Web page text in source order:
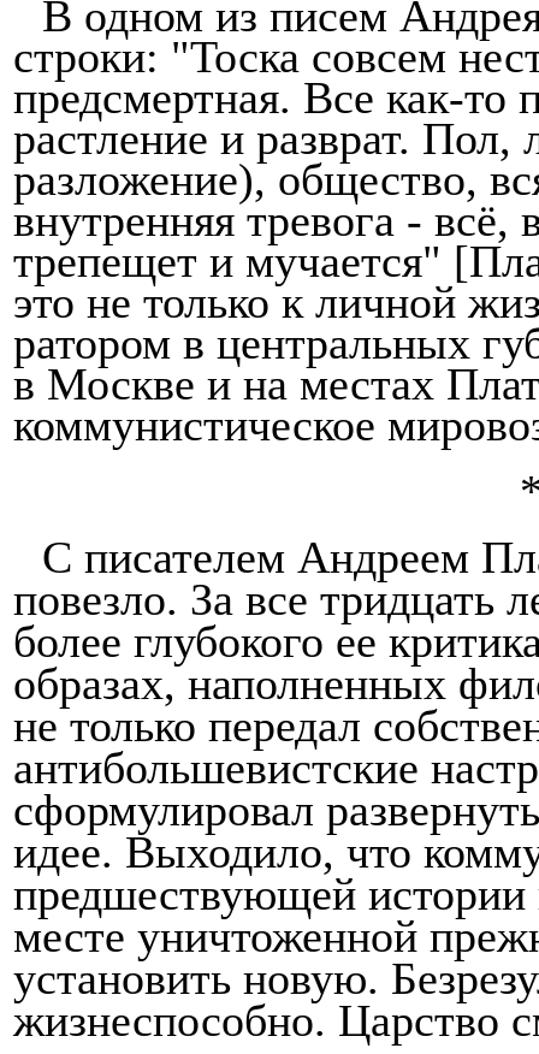
В одном из писем
строки: "Тоска совсем
предсмертная. Все как-то
растле­ние и разврат. Пол,
разложение), общество,
внутренняя тревога - всё,
трепещет и мучается"
это не только к личной
ратором в центральных
в Москве и на местах
коммунистическое
С писателем Андреем
повезло. За все тридцать
более глубокого ее
образах, наполненных
не только передал
антибольшевистские
сформулировал
идее. Выходило, что
предшествующей
месте уничтоженной
установить новую.
жизнеспособно. Царство